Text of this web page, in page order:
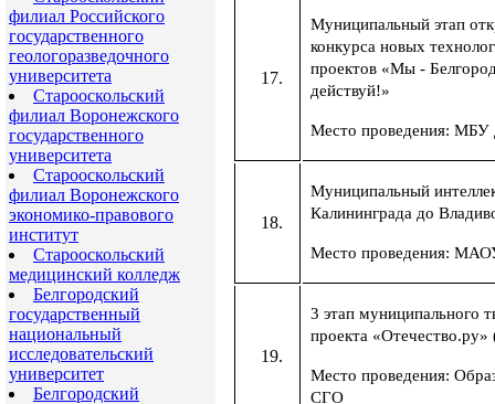
филиал Российского
государственного
геологоразведочного
университета
Старооскольский
филиал Воронежского
государственного
университета
Старооскольский
филиал Воронежского
экономико-правового
институт
Старооскольский
медицинский колледж
Белгородский
государственный
национальный
исследовательский
университет
Белгородский
Муниципальный этап
конкурса новых
проектов «Мы -
действуй!»
Место проведения:
Муниципальный
Калининграда до
Место проведения:
3 этап муниципального
проекта «Отечество.ру»
Место проведения:
СГО